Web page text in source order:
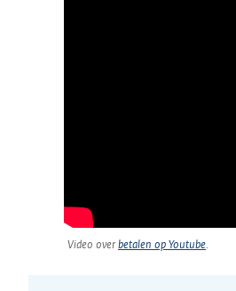
Video overbetalen op Youtube.